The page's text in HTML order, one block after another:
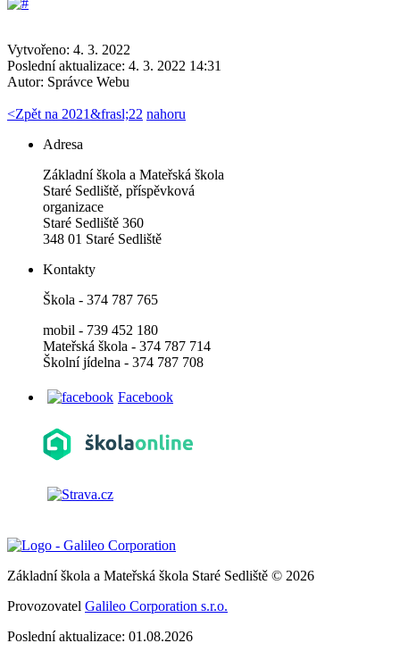
Vytvořeno: 4. 3. 2022
Poslední aktualizace: 4. 3. 2022 14:31
Autor: Správce Webu
<Zpět na 2021&frasl;22 nahoru
Adresa
Základní škola a Mateřská škola
Staré Sedliště, příspěvková
organizace
Staré Sedliště 360
348 01 Staré Sedliště
Kontakty
Škola - 374 787 765
mobil - 739 452 180
Mateřská škola - 374 787 714
Školní jídelna - 374 787 708
Facebook
Základní škola a Mateřská škola Staré Sedliště © 2026
Provozovatel Galileo Corporation s.r.o.
Poslední aktualizace: 01.08.2026